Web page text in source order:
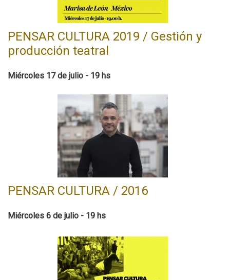
PENSAR CULTURA 2019 / Gestión y
producción teatral
Miércoles 17 de julio - 19 hs
PENSAR CULTURA / 2016
Miércoles 6 de julio - 19 hs